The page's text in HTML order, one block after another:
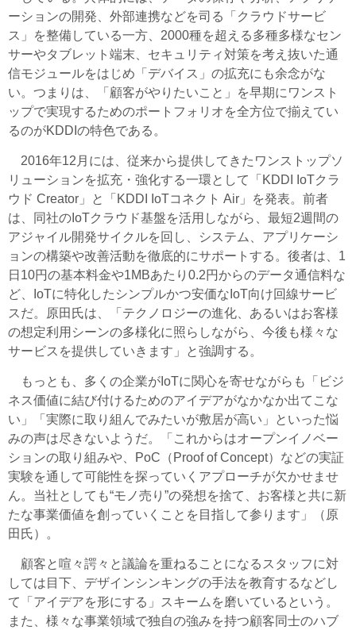
ーションの開発、外部連携などを司る「クラウドサービ
ス」を整備している一方、2000種を超える多種多様なセン
サーやタブレット端末、セキュリティ対策を考え抜いた通
信モジュールをはじめ「デバイス」の拡充にも余念がな
い。つまりは、「顧客がやりたいこと」を早期にワンスト
ップで実現するためのポートフォリオを全方位で揃えてい
るのがKDDIの特色である。
2016年12月には、従来から提供してきたワンストップソ
リューションを拡充・強化する一環として「KDDI IoTクラ
ウド Creator」と「KDDI IoTコネクト Air」を発表。前者
は、同社のIoTクラウド基盤を活用しながら、最短2週間の
アジャイル開発サイクルを回し、システム、アプリケーシ
ョンの構築や改善活動を徹底的にサポートする。後者は、1
日10円の基本料金や1MBあたり0.2円からのデータ通信料な
ど、IoTに特化したシンプルかつ安価なIoT向け回線サービ
スだ。原田氏は、「テクノロジーの進化、あるいはお客様
の想定利用シーンの多様化に照らしながら、今後も様々な
サービスを提供していきます」と強調する。
もっとも、多くの企業がIoTに関心を寄せながらも「ビジ
ネス価値に結び付けるためのアイデアがなかなか出てこな
い」「実際に取り組んでみたいが敷居が高い」といった悩
みの声は尽きないようだ。「これからはオープンイノベー
ションの取り組みや、PoC（Proof of Concept）などの実証
実験を通して可能性を探っていくアプローチが欠かせませ
ん。当社としても“モノ売り”の発想を捨て、お客様と共に新
たな事業価値を創っていくことを目指して参ります」（原
田氏）。
顧客と喧々諤々と議論を重ねることになるスタッフに対
しては目下、デザインシンキングの手法を教育するなどし
て「アイデアを形にする」スキームを磨いているという。
また、様々な事業領域で独自の強みを持つ顧客同士のハブ